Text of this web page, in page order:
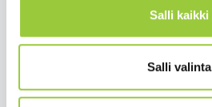
Salli kaikki
Salli valinta
Varhaiskasvatus ja opetus